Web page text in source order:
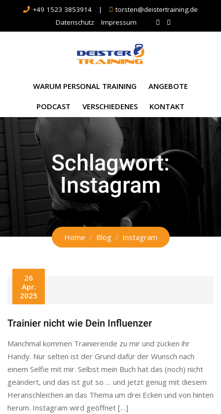
+49 1523 3853914 |
torsten@deistertraining.de
Datenschutz
Impressum
WARUM PERSONAL TRAINING ANGEBOTE
PODCAST VERSCHIEDENES KONTAKT
Schlagwort:
Instagram
Home Blog Instagram
26
Apr.
2025
Trainier nicht wie Dein Influenzer
Manchmal kommen Trainierende zu mir und zücken ihr
Handy. Nur selten ist der Grund dafür der Wunsch nach
einem Selfie mit mir. Selbst mein Buch hat das (noch) nicht
geändert, und das ist gut so … und jetzt genug mit diesem
Heranschleichen an das Thema um drei Ecken und von hinten
herum. Instagram wird geöffnet […]